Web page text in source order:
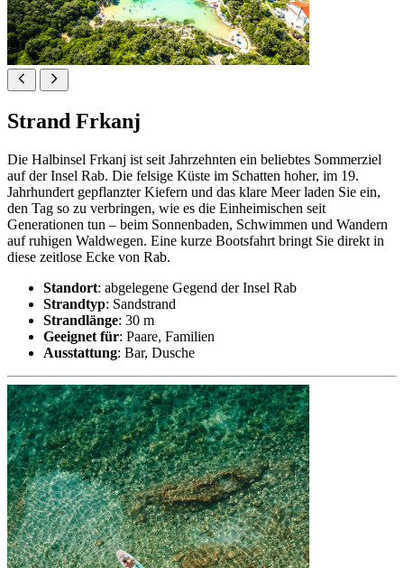
Strand Frkanj
Die Halbinsel Frkanj ist seit Jahrzehnten ein beliebtes Sommerziel
auf der Insel Rab. Die felsige Küste im Schatten hoher, im 19.
Jahrhundert gepflanzter Kiefern und das klare Meer laden Sie ein,
den Tag so zu verbringen, wie es die Einheimischen seit
Generationen tun – beim Sonnenbaden, Schwimmen und Wandern
auf ruhigen Waldwegen. Eine kurze Bootsfahrt bringt Sie direkt in
diese zeitlose Ecke von Rab.
Standort: abgelegene Gegend der Insel Rab
Strandtyp: Sandstrand
Strandlänge: 30 m
Geeignet für: Paare, Familien
Ausstattung: Bar, Dusche